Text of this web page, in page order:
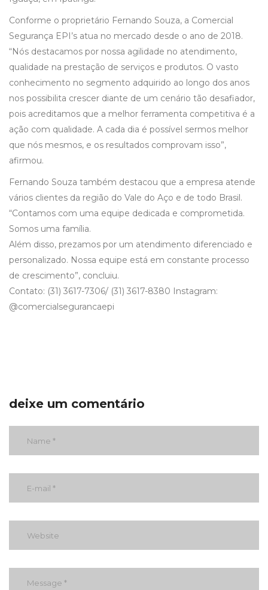
Conforme o proprietário Fernando Souza, a Comercial
Segurança EPI’s atua no mercado desde o ano de 2018.
“Nós destacamos por nossa agilidade no atendimento,
qualidade na prestação de serviços e produtos. O vasto
conhecimento no segmento adquirido ao longo dos anos
nos possibilita crescer diante de um cenário tão desafiador,
pois acreditamos que a melhor ferramenta competitiva é a
ação com qualidade. A cada dia é possível sermos melhor
que nós mesmos, e os resultados comprovam isso”,
afirmou.
Fernando Souza também destacou que a empresa atende
vários clientes da região do Vale do Aço e de todo Brasil.
“Contamos com uma equipe dedicada e comprometida.
Somos uma família.
Além disso, prezamos por um atendimento diferenciado e
personalizado. Nossa equipe está em constante processo
de crescimento”, concluiu.
Contato: (31) 3617-7306/ (31) 3617-8380 Instagram:
@comercialsegurancaepi
deixe um comentário